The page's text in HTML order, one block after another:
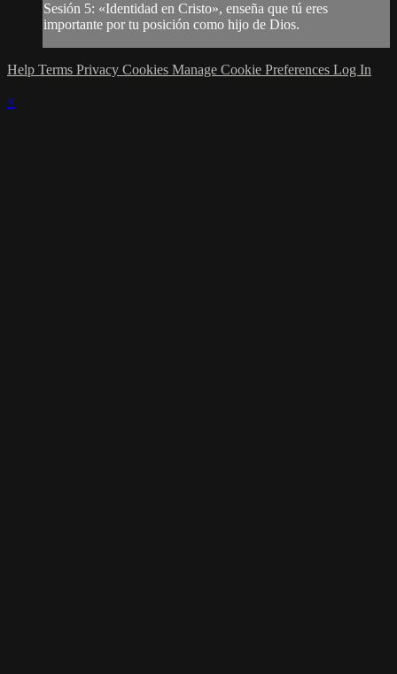
Sesión 5: «Identidad en Cristo», enseña que tú eres
importante por tu posición como hijo de Dios.
Help Terms Privacy Cookies Manage Cookie Preferences Log In
×